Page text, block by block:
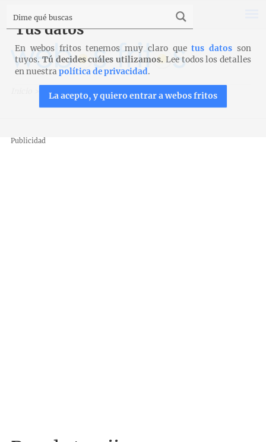
Pan Otros panes > Pan de torrijas
Publicidad
Tus datos
En webos fritos tenemos muy claro quetus datos son
tuyos. Tú decides cuáles utilizamos. Lee todos los detalles
en nuestrapolítica de privacidad.
La acepto, y quiero entrar a webos fritos